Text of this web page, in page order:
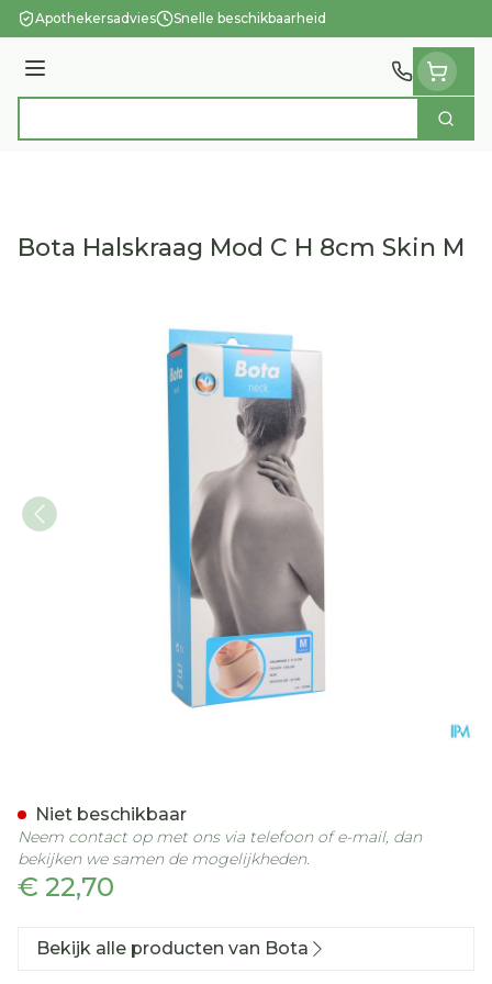
Ga naar de inhoud
Apothekersadvies Snelle beschikbaarheid
Menu
Zoek
Bota Halskraag Mod C H 8cm Skin M
€ 22,70
Niet beschikbaar
Neem contact op met ons via telefoon of e-mail, dan
bekijken we samen de mogelijkheden.
Bekijk alle producten van Bota